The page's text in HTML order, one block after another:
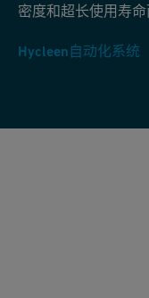
密度和超长使用寿命
Hycleen自动化系统